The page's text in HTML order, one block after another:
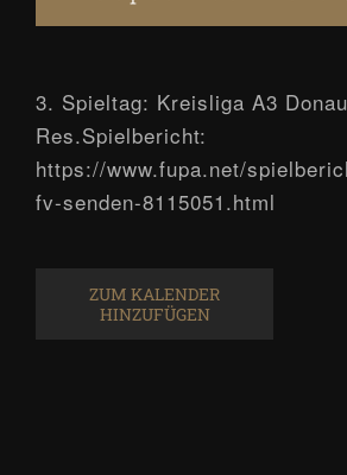
3. Spieltag: Kreisliga A3
Res.Spielbericht:
https://www.fupa.net/
fv-senden-8115051.html
ZUM KALENDER
HINZUFÜGEN